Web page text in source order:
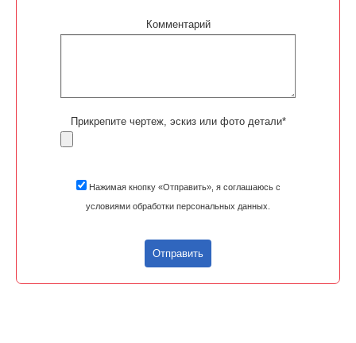
Комментарий
Прикрепите чертеж, эскиз или фото детали*
Нажимая кнопку «Отправить», я соглашаюсь с
условиями обработки персональных данных.
Отправить